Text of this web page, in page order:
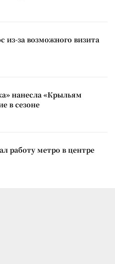
из-за возможного визита
нанесла «Крыльям
в сезоне
работу метро в центре